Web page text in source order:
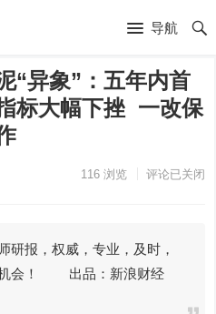
导航
“异象”：五年内首
标大幅下挫 一改保
116浏览 评论已关闭
报，权威，专业，及时，
机会！ 出品：新浪财经